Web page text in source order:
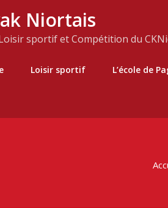
Niortais
sportif et Compétition du
Loisir sportif L’école de